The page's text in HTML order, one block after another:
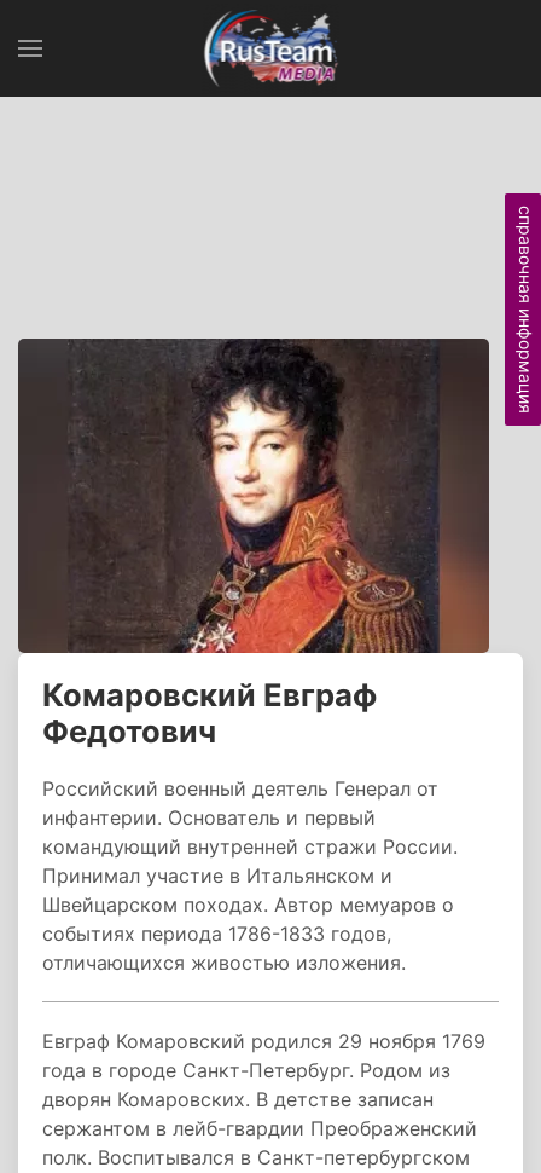
Комаровский Евграф
Федотович
Российский военный деятель Генерал от
инфантерии. Основатель и первый
командующий внутренней стражи России.
Принимал участие в Итальянском и
Швейцарском походах. Автор мемуаров о
событиях периода 1786-1833 годов,
отличающихся живостью изложения.
Евграф Комаровский родился 29 ноября 1769
года в городе Санкт-Петербург. Родом из
дворян Комаровских. В детстве записан
сержантом в лейб-гвардии Преображенский
полк. Воспитывался в Санкт-петербургском
справочная информация